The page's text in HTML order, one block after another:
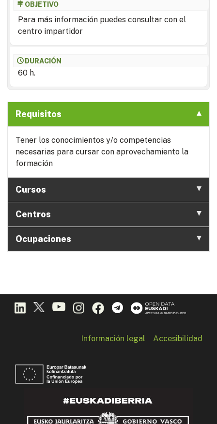
OBJETIVO
Para más información puedes consultar con el
centro impartidor
DURACIÓN
60 h.
Requisitos
Tener los conocimientos y/o competencias
necesarias para cursar con aprovechamiento la
formación
Cursos
Centros
Ocupaciones
Información legal Accesibilidad